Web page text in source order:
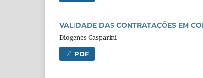
VALIDADE DAS CONTRATAÇÕES EM
Diogenes Gasparini
PDF